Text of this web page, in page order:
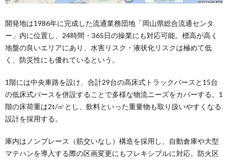
開発地は1986年に完成した流通業務団地「岡山県総合流通センタ
ー」内に位置し、24時間・365日の操業にも対応可能。標高が高く
地盤の良いエリアにあり、水害リスク・液状化リスクは極めて低
く、防災性にも優れているという。
1階には中央車路を設け、合計29台の高床式トラックバースと15台
の低床式バースを併設することで多様な物流ニーズをカバーする。1
階の床荷重は2t/㎡とし、飲料といった重量物も取り扱いやすくなる
設計を採用する。
庫内はノンブレース（筋交いなし）構造を採用し、自動倉庫や大型
マテハンを導入する際の区画変更にもフレキシブルに対応。防火区